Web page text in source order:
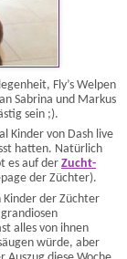
Fly’s Welpen
Sabrina und Markus
sein ;).
Kinder von Dash live
hatten. Natürlich
es auf der Zucht-
der Züchter).
Kinder der Züchter
alles von ihnen
würde, aber